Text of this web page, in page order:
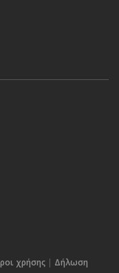
χρήσης | Δήλωση